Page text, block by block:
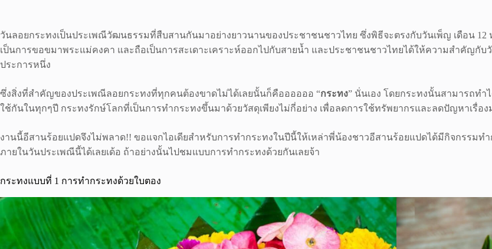
วันลอยกระทงเป็นประเพณีวัฒนธรรมที่สืบสานกันมาอย่างยาวนานของประชาชนชาวไทย ซึ่งพิธีจะตรงกับวันเพ็ญ เดือน 12
เป็นการขอขมาพระแม่คงคา และถือเป็นการสะเดาะเคราะห์ออกไปกับสายน้ำ และประชาชนชาวไทยได้ให้ความสำคัญกับ
ประการหนึ่ง
ซึ่งสิ่งที่สำคัญของประเพณีลอยกระทงที่ทุกคนต้องขาดไม่ได้เลยนั้นก็คืออออออ “กระทง” นั่นเอง โดยกระทงนั้นสามารถท
ใช้กันในทุกๆปี กระทงรักษ์โลกที่เป็นการทำกระทงขึ้นมาด้วยวัสดุเพียงไม่กี่อย่าง เพื่อลดการใช้ทรัพยากรและลดปัญหาเรื่อ
งานนี้อีสานร้อยแปดจึงไม่พลาด!! ขอแจกไอเดียสำหรับการทำกระทงในปีนี้ให้เหล่าพี่น้องชาวอีสานร้อยแปดได้มีกิจกรรมท
ภายในวันประเพณีนี้ได้เลยเด้อ ถ้าอย่างนั้นไปชมแบบการทำกระทงด้วยกันเลยจ้า
กระทงแบบที่ 1 การทำกระทงด้วยใบตอง